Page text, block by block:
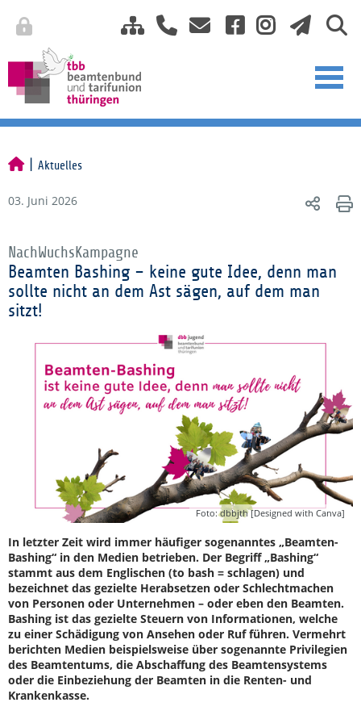
Aktuelles
03. Juni 2026
NachWuchsKampagne
Beamten Bashing – keine gute Idee, denn man
sollte nicht an dem Ast sägen, auf dem man
sitzt!
Foto: dbbjth [Designed with Canva]
In letzter Zeit wird immer häufiger sogenanntes „Beamten-
Bashing“ in den Medien betrieben. Der Begriff „Bashing“
stammt aus dem Englischen (to bash = schlagen) und
bezeichnet das gezielte Herabsetzen oder Schlechtmachen
von Personen oder Unternehmen – oder eben den Beamten.
Bashing ist das gezielte Steuern von Informationen, welche
zu einer Schädigung von Ansehen oder Ruf führen. Vermehrt
berichten Medien beispielsweise über sogenannte Privilegien
des Beamtentums, die Abschaffung des Beamtensystems
oder die Einbeziehung der Beamten in die Renten- und
Krankenkasse.